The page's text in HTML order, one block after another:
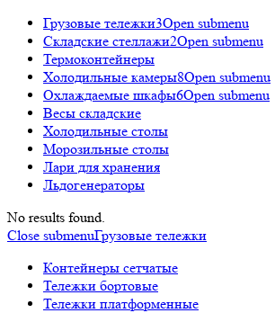
Грузовые тележки3Open submenu
Складские стеллажи2Open submenu
Термоконтейнеры
Холодильные камеры8Open submenu
Охлаждаемые шкафы6Open submenu
Весы складские
Холодильные столы
Морозильные столы
Лари для хранения
Льдогенераторы
No results found.
Close submenuГрузовые тележки
Контейнеры сетчатые
Тележки бортовые
Тележки платформенные